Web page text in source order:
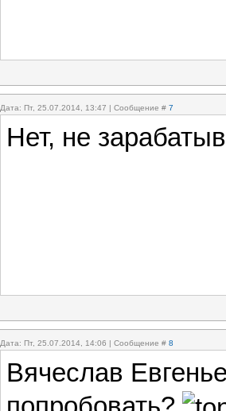
Дата: Пт, 25.07.2014, 13:47 | Сообщение # 7
Нет, не
Дата: Пт, 25.07.2014, 14:06 | Сообщение # 8
Вячеслав